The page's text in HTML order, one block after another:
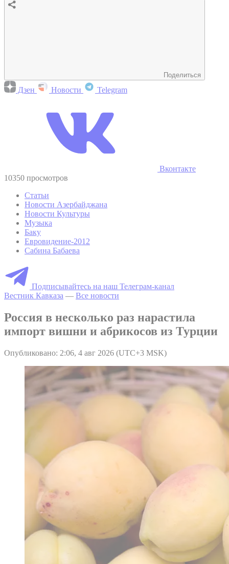
Поделиться
Дзен Новости Telegram
Вконтакте
10350 просмотров
Статьи
Новости Азербайджана
Новости Культуры
Музыка
Баку
Евровидение-2012
Сабина Бабаева
Подписывайтесь на наш Телеграм-канал
Вестник Кавказа — Все новости
Россия в несколько раз нарастила
импорт вишни и абрикосов из Турции
Опубликовано: 2:06, 4 авг 2026 (UTC+3 MSK)